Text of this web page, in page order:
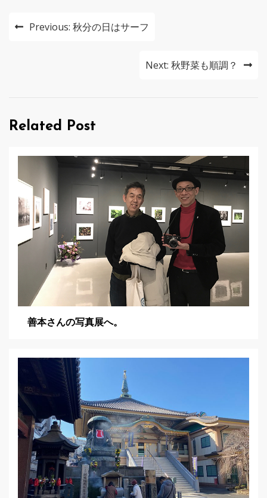
投
ー
ン
Previous: 秋分の日はサーフ
Next: 秋野菜も順調？
Related Post
善本さんの写真展へ。